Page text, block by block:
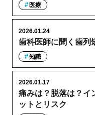
医療
歯科医師に聞く歯列
2026.01.24
知識
痛みは？脱落は？イ
ットとリスク
2026.01.17